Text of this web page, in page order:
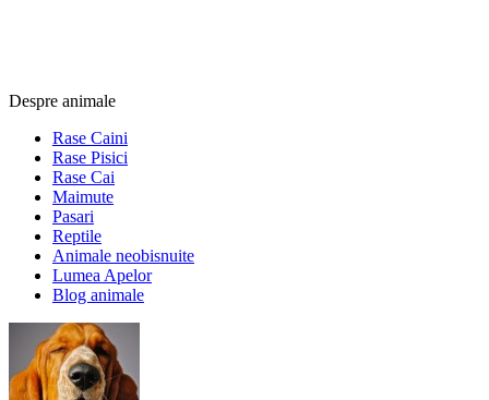
Despre animale
Rase Caini
Rase Pisici
Rase Cai
Maimute
Pasari
Reptile
Animale neobisnuite
Lumea Apelor
Blog animale